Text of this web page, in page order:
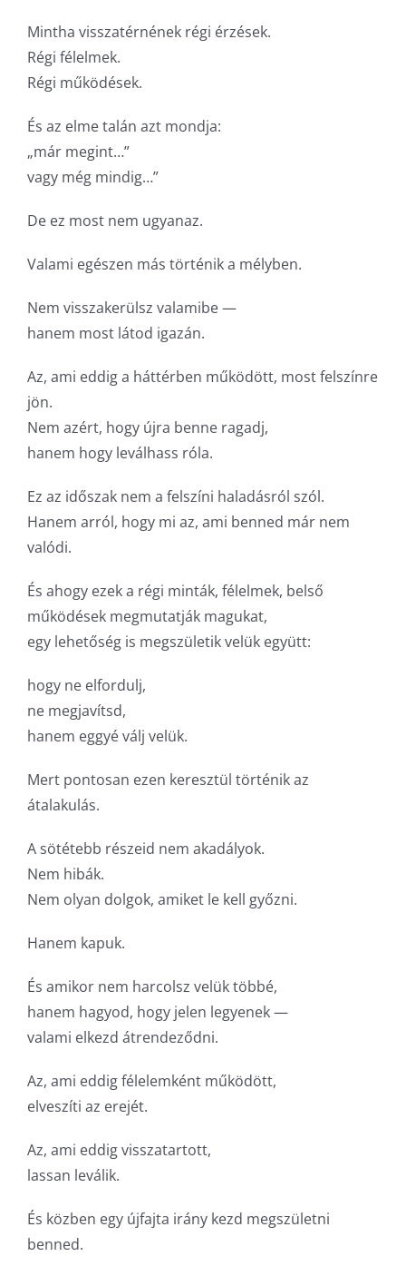
Mintha visszatérnének régi érzések.
Régi félelmek.
Régi működések.
És az elme talán azt mondja:
„már megint…”
vagy még mindig…”
De ez most nem ugyanaz.
Valami egészen más történik a mélyben.
Nem visszakerülsz valamibe —
hanem most látod igazán.
Az, ami eddig a háttérben működött, most felszínre
jön.
Nem azért, hogy újra benne ragadj,
hanem hogy leválhass róla.
Ez az időszak nem a felszíni haladásról szól.
Hanem arról, hogy mi az, ami benned már nem
valódi.
És ahogy ezek a régi minták, félelmek, belső
működések megmutatják magukat,
egy lehetőség is megszületik velük együtt:
hogy ne elfordulj,
ne megjavítsd,
hanem eggyé válj velük.
Mert pontosan ezen keresztül történik az
átalakulás.
A sötétebb részeid nem akadályok.
Nem hibák.
Nem olyan dolgok, amiket le kell győzni.
Hanem kapuk.
És amikor nem harcolsz velük többé,
hanem hagyod, hogy jelen legyenek —
valami elkezd átrendeződni.
Az, ami eddig félelemként működött,
elveszíti az erejét.
Az, ami eddig visszatartott,
lassan leválik.
És közben egy újfajta irány kezd megszületni
benned.